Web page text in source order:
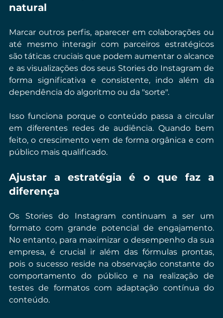
natural
Marcar outros perfis, aparecer em colaborações ou
até mesmo interagir com parceiros estratégicos
são táticas cruciais que podem aumentar o alcance
e as visualizações dos seus Stories do Instagram de
forma significativa e consistente, indo além da
dependência do algoritmo ou da "sorte".
Isso funciona porque o conteúdo passa a circular
em diferentes redes de audiência. Quando bem
feito, o crescimento vem de forma orgânica e com
público mais qualificado.
Ajustar a estratégia é o que faz a
diferença
Os Stories do Instagram continuam a ser um
formato com grande potencial de engajamento.
No entanto, para maximizar o desempenho da sua
empresa, é crucial ir além das fórmulas prontas,
pois o sucesso reside na observação constante do
comportamento do público e na realização de
testes de formatos com adaptação contínua do
conteúdo.